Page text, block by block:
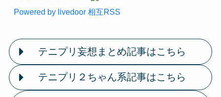
Powered by livedoor 相互RSS
テニプリ妄想まとめ記事はこちら
テニプリ２ちゃん系記事はこちら